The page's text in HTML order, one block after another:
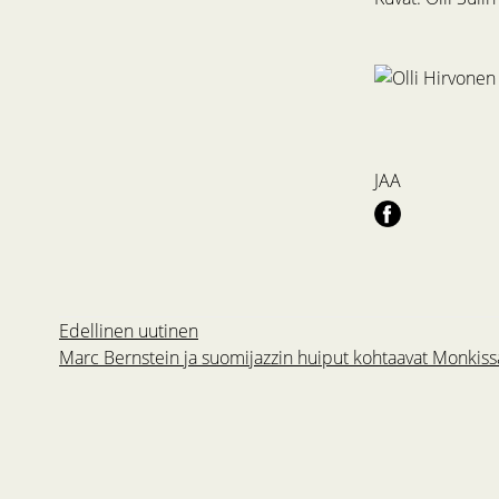
JAA
Edellinen uutinen
Marc Bernstein ja suomijazzin huiput kohtaavat